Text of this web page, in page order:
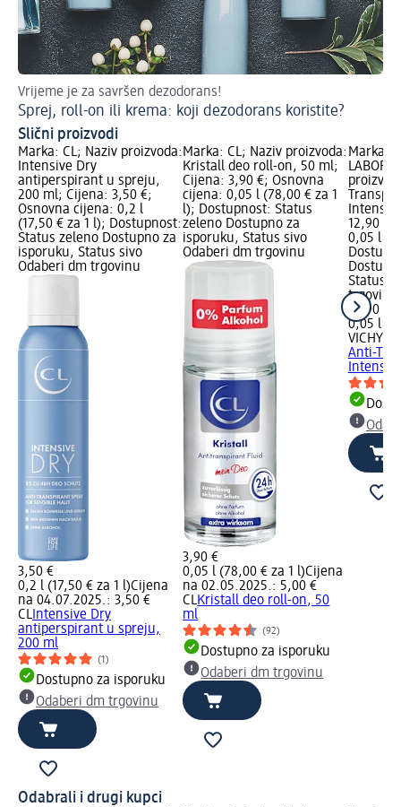
Vrijeme je za savršen dezodorans!
Sprej, roll-on ili krema: koji dezodorans koristite?
Slični proizvodi
Marka: CL; Naziv proizvoda:
Intensive Dry
antiperspirant u spreju,
200 ml; Cijena: 3,50 €;
Osnovna cijena: 0,2 l
(17,50 € za 1 l); Dostupnost:
Status zeleno Dostupno za
isporuku, Status sivo
Odaberi dm trgovinu
3,50 €
0,2 l (17,50 € za 1 l)Cijena
na 04.07.2025.: 3,50 €
CLIntensive Dry
antiperspirant u spreju,
200 ml
(1)
Dostupno za isporuku
Odaberi dm trgovinu
Marka: CL; Naziv proizvoda:
Kristall deo roll-on, 50 ml;
Cijena: 3,90 €; Osnovna
cijena: 0,05 l (78,00 € za 1
l); Dostupnost: Status
zeleno Dostupno za
isporuku, Status sivo
Odaberi dm trgovinu
3,90 €
0,05 l (78,00 € za 1 l)Cijena
na 02.05.2025.: 5,00 €
CLKristall deo roll-on, 50
ml
(92)
Dostupno za isporuku
Odaberi dm trgovinu
Marka:
12,90 €;
0,05 l
Status
trgovinu
12,90 €
0,05 l
VICHY
Anti-
Odabrali i drugi kupci